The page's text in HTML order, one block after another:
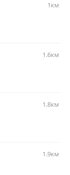
1км
1.6км
1.8км
1.9км